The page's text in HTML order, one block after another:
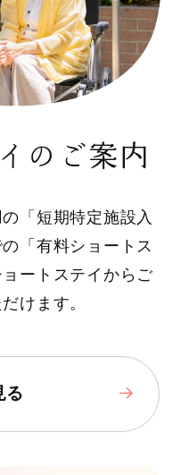
のご案内
「短期特定施設入
「有料ショートス
ートステイからご
けます。
る